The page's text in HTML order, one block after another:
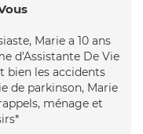
Marie a 10 ans
d'Assistante De Vie
bien les accidents
de parkinson, Marie
ménage et